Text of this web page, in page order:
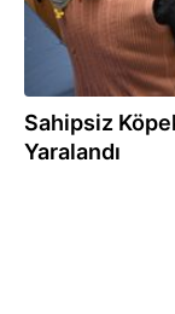
Sahipsiz
Yaralandı